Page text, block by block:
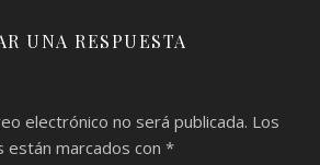
UNA RESPUESTA
electrónico no será publicada. Los
marcados con *